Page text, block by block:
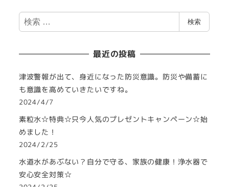
検
索
検索
最近の投稿
津波警報が出て、身近になった防災意識。防災や備蓄に
も意識を高めていきたいですね。
2024/4/7
素粒水☆特典☆只今人気のプレゼントキャンペーン☆始
めました！
2024/2/25
水道水があぶない？自分で守る、家族の健康！浄水器で
安心安全対策☆